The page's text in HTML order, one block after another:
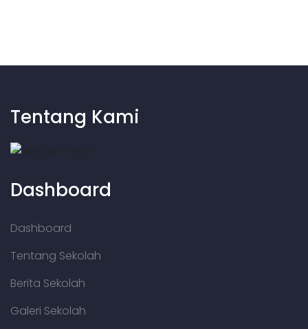
Tentang Kami
Dashboard
Dashboard
Tentang Sekolah
Berita Sekolah
Galeri Sekolah